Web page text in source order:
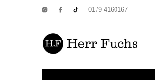
0179 4160167